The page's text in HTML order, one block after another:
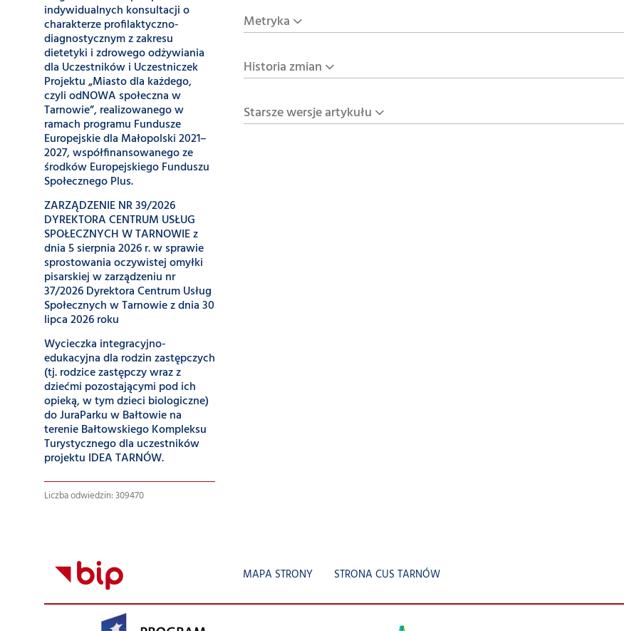
indywidualnych konsultacji o
charakterze profilaktyczno-
diagnostycznym z zakresu
dietetyki i zdrowego odżywiania
dla Uczestników i Uczestniczek
Projektu „Miasto dla każdego,
czyli odNOWA społeczna w
Tarnowie”, realizowanego w
ramach programu Fundusze
Europejskie dla Małopolski 2021–
2027, współfinansowanego ze
środków Europejskiego Funduszu
Społecznego Plus.
ZARZĄDZENIE NR 39/2026
DYREKTORA CENTRUM USŁUG
SPOŁECZNYCH W TARNOWIE z
dnia 5 sierpnia 2026 r. w sprawie
sprostowania oczywistej omyłki
pisarskiej w zarządzeniu nr
37/2026 Dyrektora Centrum Usług
Społecznych w Tarnowie z dnia 30
lipca 2026 roku
Wycieczka integracyjno-
edukacyjna dla rodzin zastępczych
(tj. rodzice zastępczy wraz z
dziećmi pozostającymi pod ich
opieką, w tym dzieci biologiczne)
do JuraParku w Bałtowie na
terenie Bałtowskiego Kompleksu
Turystycznego dla uczestników
projektu IDEA TARNÓW.
Liczba odwiedzin: 309470
Metryka
Historia zmian
Starsze wersje artykułu
MAPA STRONY STRONA CUS TARNÓW